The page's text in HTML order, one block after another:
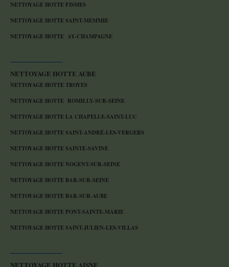
NETTOYAGE HOTTE FISMES
NETTOYAGE HOTTE SAINT-MEMMIE
NETTOYAGE HOTTE AY-CHAMPAGNE
NETTOYAGE HOTTE AUBE
NETTOYAGE HOTTE TROYES
NETTOYAGE HOTTE ROMILLY-SUR-SEINE
NETTOYAGE HOTTE LA CHAPELLE-SAINT-LUC
NETTOYAGE HOTTE SAINT-ANDRÉ-LES-VERGERS
NETTOYAGE HOTTE SAINTE-SAVINE
NETTOYAGE HOTTE NOGENT-SUR-SEINE
NETTOYAGE HOTTE BAR-SUR-SEINE
NETTOYAGE HOTTE BAR-SUR-AUBE
NETTOYAGE HOTTE PONT-SAINTE-MARIE
NETTOYAGE HOTTE SAINT-JULIEN-LES-VILLAS
NETTOYAGE HOTTE AISNE